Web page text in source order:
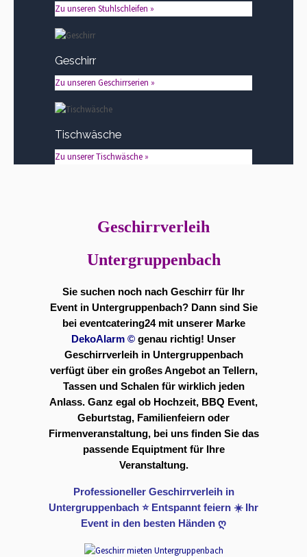
Zu unseren Stuhlschleifen »
Geschirr
Zu unseren Geschirrserien »
Tischwäsche
Zu unserer Tischwäsche »
Geschirrverleih
Untergruppenbach
Sie suchen noch nach Geschirr für Ihr
Event in Untergruppenbach? Dann sind Sie
bei eventcatering24 mit unserer Marke
DekoAlarm © genau richtig! Unser
Geschirrverleih in Untergruppenbach
verfügt über ein großes Angebot an Tellern,
Tassen und Schalen für wirklich jeden
Anlass. Ganz egal ob Hochzeit, BBQ Event,
Geburtstag, Familienfeiern oder
Firmenveranstaltung, bei uns finden Sie das
passende Equiptment für Ihre
Veranstaltung.
Professioneller Geschirrverleih in
Untergruppenbach ⭐ Entspannt feiern ☀️ Ihr
Event in den besten Händen ღ